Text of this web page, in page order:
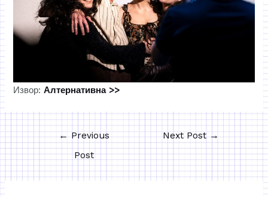
Извор:Алтернативна >>
← Previous
Post
Next Post →